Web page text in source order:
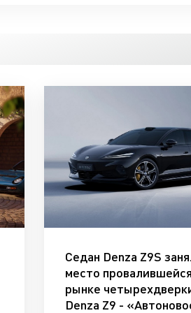
Седан Denza Z9S
место
рынке
Denza Z9 -